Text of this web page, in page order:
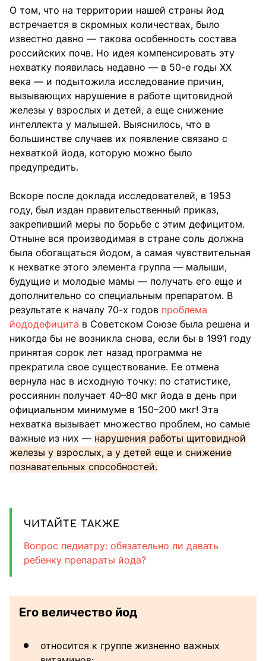
О том, что на территории нашей страны йод
встречается в скромных количествах, было
известно давно — такова особенность состава
российских почв. Но идея компенсировать эту
нехватку появилась недавно — в 50-е годы ХХ
века — и подытожила исследование причин,
вызывающих нарушение в работе щитовидной
железы у взрослых и детей, а еще снижение
интеллекта у малышей. Выяснилось, что в
большинстве случаев их появление связано с
нехваткой йода, которую можно было
предупредить.
Вскоре после доклада исследователей, в 1953
году, был издан правительственный приказ,
закрепивший меры по борьбе с этим дефицитом.
Отныне вся производимая в стране соль должна
была обогащаться йодом, а самая чувствительная
к нехватке этого элемента группа — малыши,
будущие и молодые мамы — получать его еще и
дополнительно со специальным препаратом. В
результате к началу 70-х годов проблема
йододефицита в Советском Союзе была решена и
никогда бы не возникла снова, если бы в 1991 году
принятая сорок лет назад программа не
прекратила свое существование. Ее отмена
вернула нас в исходную точку: по статистике,
россиянин получает 40–80 мкг йода в день при
официальном минимуме в 150–200 мкг! Эта
нехватка вызывает множество проблем, но самые
важные из них — нарушения работы щитовидной
железы у взрослых, а у детей еще и снижение
познавательных способностей.
ЧИТАЙТЕ ТАКЖЕ
Вопрос педиатру: обязательно ли давать
ребенку препараты йода?
Его величество йод
относится к группе жизненно важных